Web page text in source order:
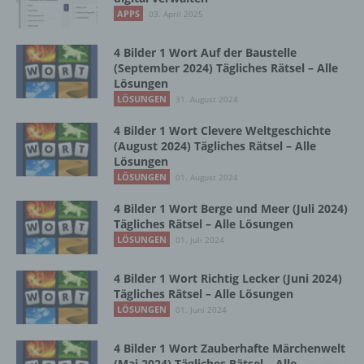
APPS 03. April 2025
4 Bilder 1 Wort Auf der Baustelle
(September 2024) Tägliches Rätsel – Alle
Lösungen
LÖSUNGEN 31. August 2024
4 Bilder 1 Wort Clevere Weltgeschichte
(August 2024) Tägliches Rätsel – Alle
Lösungen
LÖSUNGEN 01. August 2024
4 Bilder 1 Wort Berge und Meer (Juli 2024)
Tägliches Rätsel – Alle Lösungen
LÖSUNGEN 01. Juli 2024
4 Bilder 1 Wort Richtig Lecker (Juni 2024)
Tägliches Rätsel – Alle Lösungen
LÖSUNGEN 01. Juni 2024
4 Bilder 1 Wort Zauberhafte Märchenwelt
Zusammenhang mit personenbezogenen
Organisation, das Ordnen, die Speicherung,
die Anpassung oder Veränderung, das
Auslesen, das Abfragen, die Verwendung,
die Offenlegung durch Übermittlung,
Bereitstellung, den Abgleich oder die
Verknüpfung, die Einschränkung, das
Löschen oder die Vernichtung.
d) Einschränkung der Verarbeitung
Einschränkung der Verarbeitung ist die
Markierung gespeicherter
personenbezogener Daten mit dem Ziel, ihre
künftige Verarbeitung einzuschränken.
e) Profiling